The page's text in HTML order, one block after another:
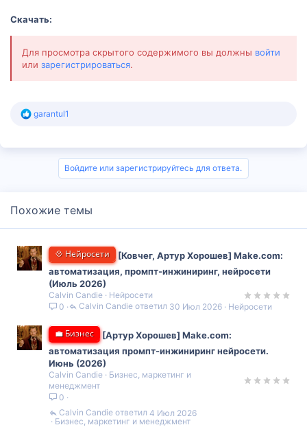
Скачать:
Для просмотра скрытого содержимого вы должны войти
или зарегистрироваться.
Р
к
garantul1
Войдите или зарегистрируйтесь для ответа.
Похожие темы
💠 Нейросети
[Ковчег, Артур Хорошев] Make.com:
автоматизация, промпт-инжиниринг, нейросети
(Июль 2026)
Calvin Candie
Нейросети
0
Нейросети
30 Июл 2026
Calvin Candie
💼 Бизнес
[Артур Хорошев] Make.com:
автоматизация промпт-инжиниринг нейросети.
Июнь (2026)
Calvin Candie
Бизнес, маркетинг и
менеджмент
0
Бизнес, маркетинг и менеджмент
4 Июл 2026
Calvin Candie